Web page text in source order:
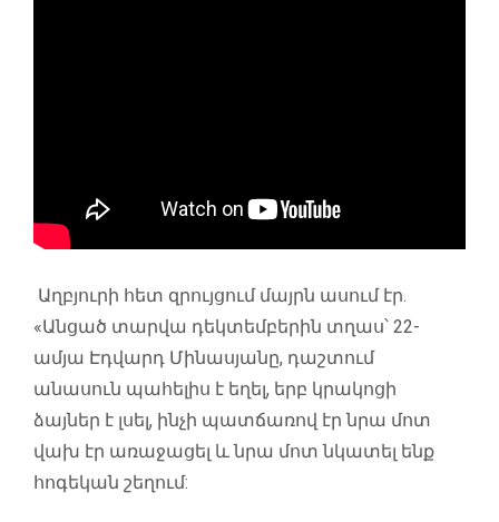
Աղբյուրի հետ զրույցում մայրն ասում էր.
«Անցած տարվա դեկտեմբերին տղաս՝ 22-
ամյա Էդվարդ Մինասյանը, դաշտում
անասուն պահելիս է եղել, երբ կրակոցի
ձայներ է լսել, ինչի պատճառով էր նրա մոտ
վախ էր առաջացել և նրա մոտ նկատել ենք
հոգեկան շեղում: